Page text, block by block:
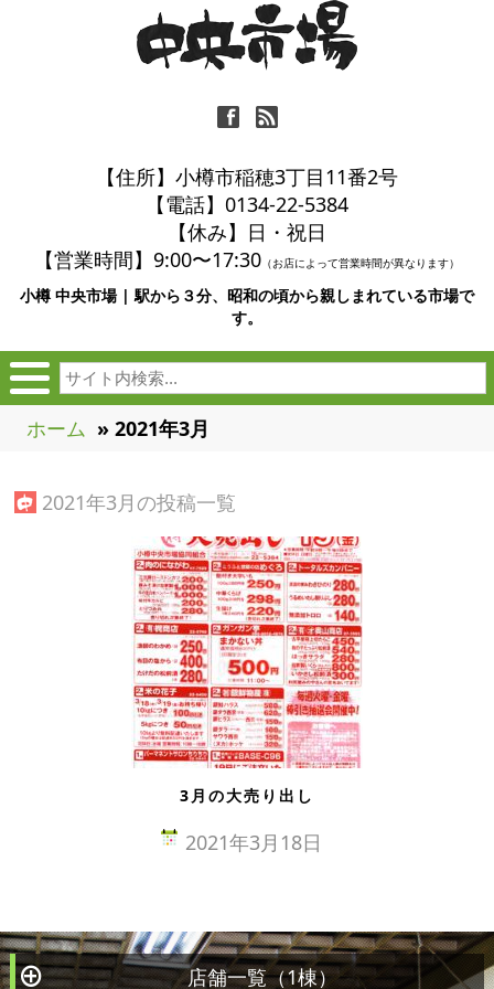
ä ñ
【住所】小樽市稲穂3丁目11番2号
【電話】0134-22-5384
【休み】日・祝日
【営業時間】9:00〜17:30（お店によって営業時間が異なります）
小樽 中央市場 | 駅から３分、昭和の頃から親しまれている市場で
す。
ホーム » 2021年3月
2021年3月の投稿一覧
3月の大売り出し
2021年3月18日
À 店舗一覧（1棟）